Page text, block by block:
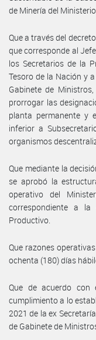
de Minería del
Que a través del
que corresponde al
los Secretarios de la
Tesoro de la Nación y
Gabinete de
prorrogar las
planta permanente y
inferior a
organismos
Que mediante la
se aprobó la
operativo del
correspondiente a
Productivo.
Que razones
ochenta (180) días
Que de acuerdo
cumplimiento a lo
2021 de la ex
de Gabinete de